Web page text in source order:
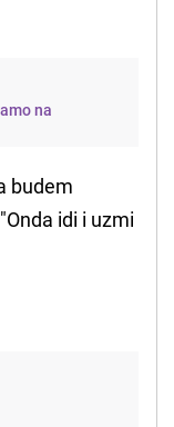
na
budem
idi i uzmi